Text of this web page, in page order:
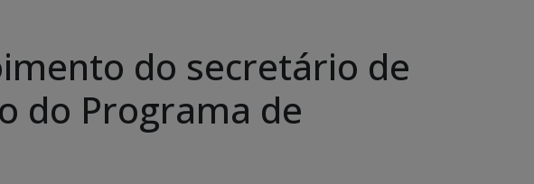
do secretário de
do Programa de